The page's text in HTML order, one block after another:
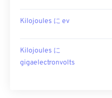
Kilojoules に ev
Kilojoules に
gigaelectronvolts